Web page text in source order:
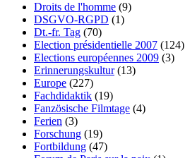
Droits de l'homme (9)
DSGVO-RGPD (1)
Dt.-fr. Tag (70)
Election présidentielle 2007 (124)
Elections européennes 2009 (3)
Erinnerungskultur(13)
Europe (227)
Fachdidaktik (19)
Fanzösische Filmtage (4)
Ferien (3)
Forschung (19)
Fortbildung (47)